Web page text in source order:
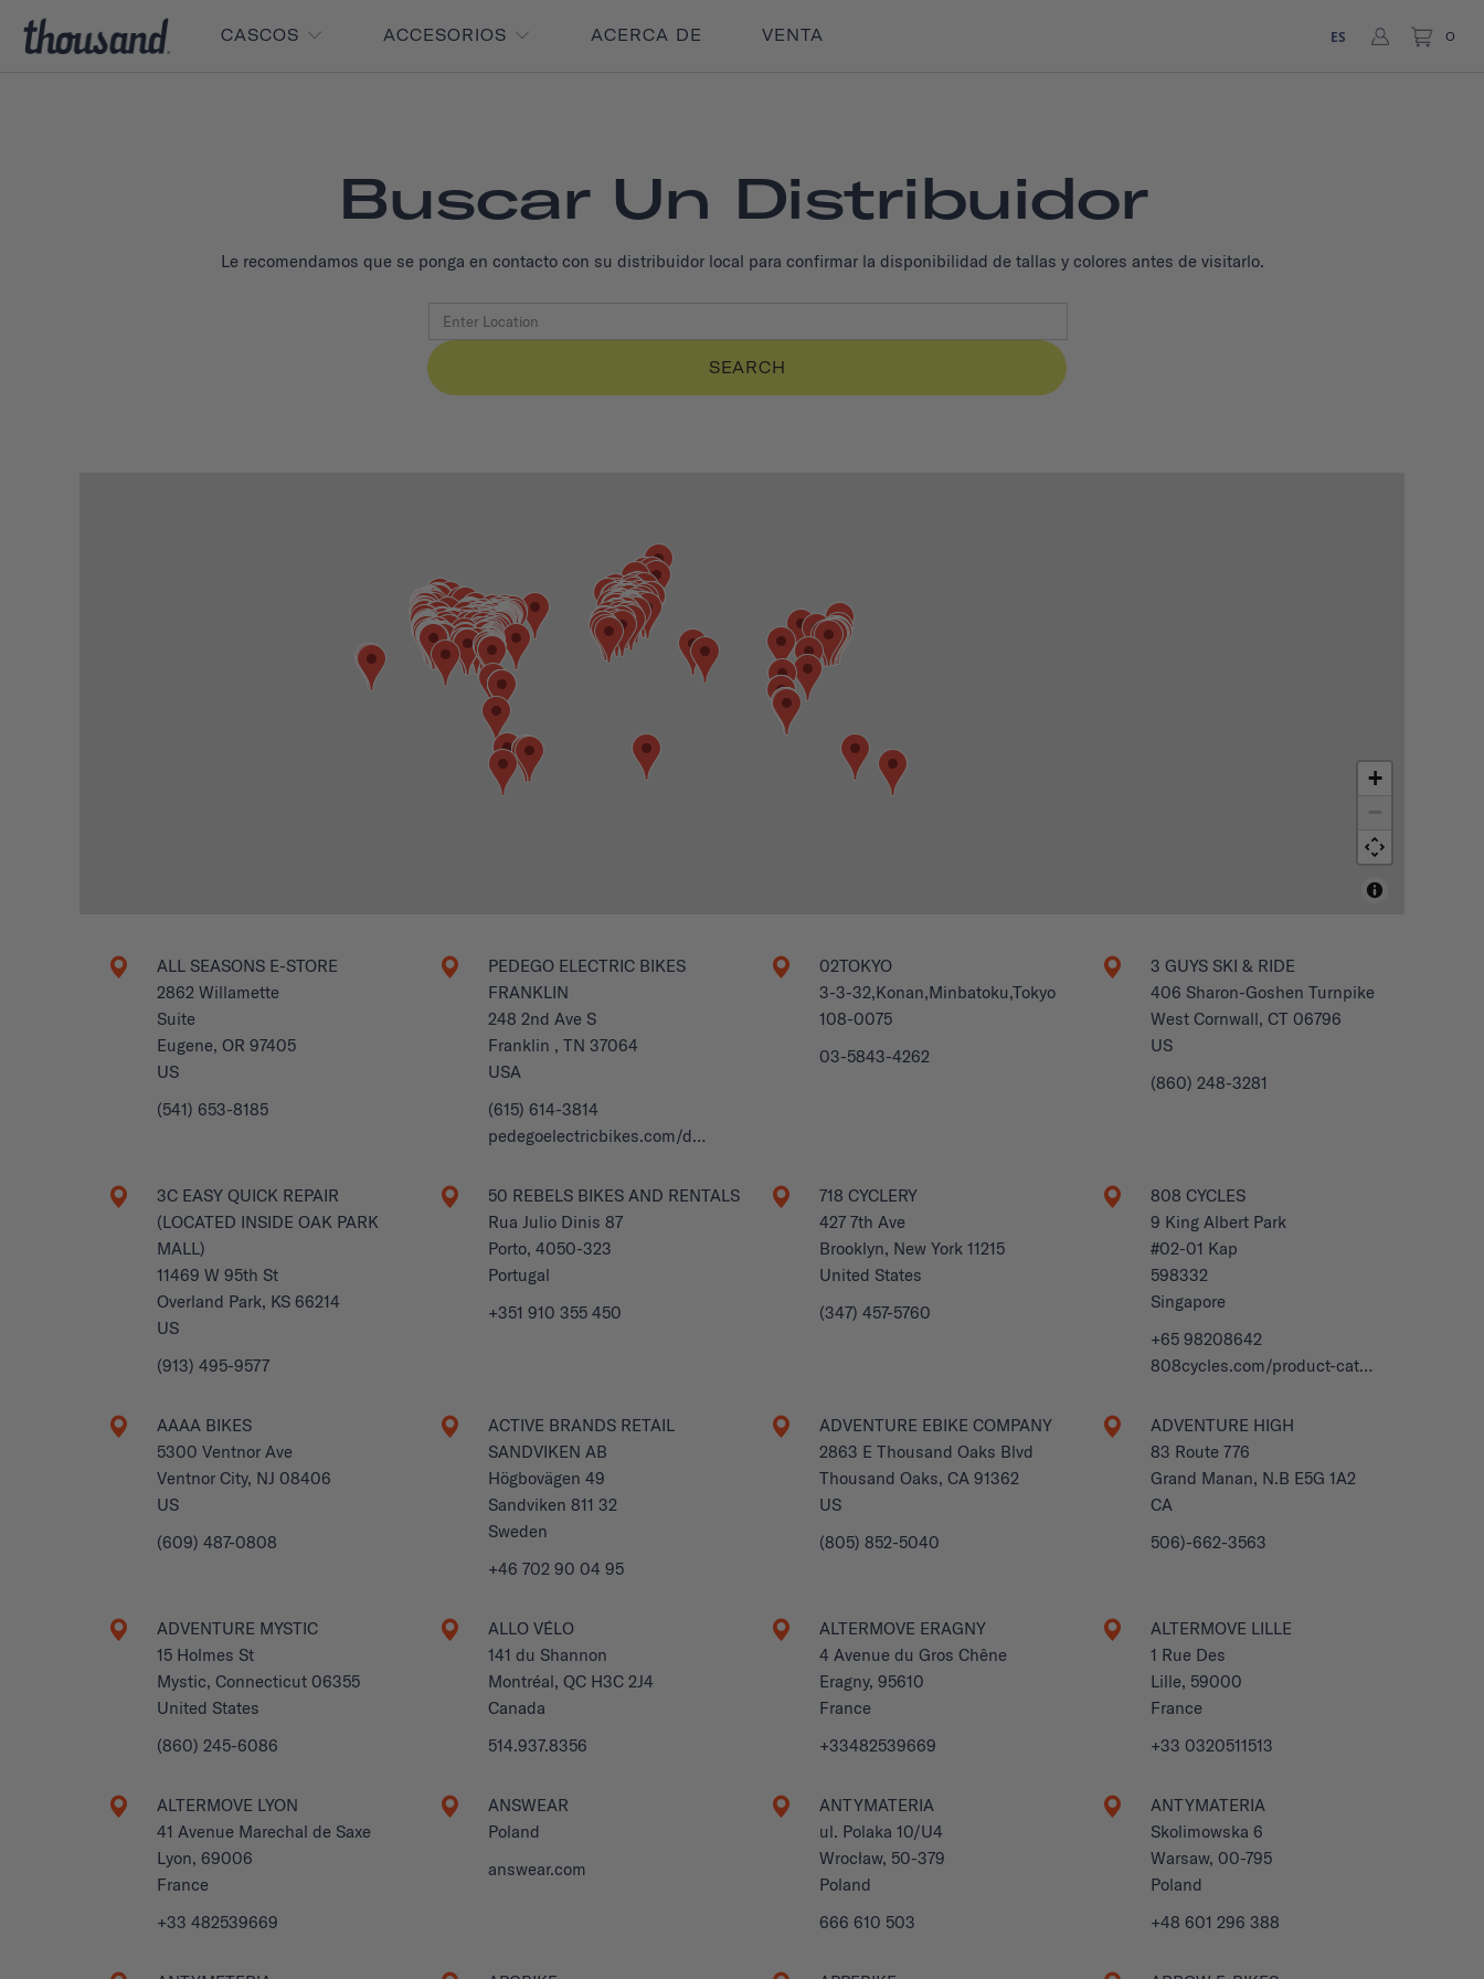
CASCOS ACCESORIOS ACERCA DE VENTA ES 0
Buscar Un Distribuidor
Le recomendamos que se ponga en contacto con su distribuidor local para confirmar la disponibilidad de tallas y colores antes de visitarlo.
SEARCH
ALL SEASONS E-STORE
2862 Willamette
Suite
Eugene, OR 97405
US
(541) 653-8185
PEDEGO ELECTRIC BIKES
FRANKLIN
248 2nd Ave S
Franklin , TN 37064
USA
(615) 614-3814
pedegoelectricbikes.com/d…
02TOKYO
3-3-32,Konan,Minbatoku,Tokyo
108-0075
03-5843-4262
3 GUYS SKI & RIDE
406 Sharon-Goshen Turnpike
West Cornwall, CT 06796
US
(860) 248-3281
3C EASY QUICK REPAIR
(LOCATED INSIDE OAK PARK
MALL)
11469 W 95th St
Overland Park, KS 66214
US
(913) 495-9577
50 REBELS BIKES AND RENTALS
Rua Julio Dinis 87
Porto, 4050-323
Portugal
+351 910 355 450
718 CYCLERY
427 7th Ave
Brooklyn, New York 11215
United States
(347) 457-5760
808 CYCLES
9 King Albert Park
#02-01 Kap
598332
Singapore
+65 98208642
808cycles.com/product-cat…
AAAA BIKES
5300 Ventnor Ave
Ventnor City, NJ 08406
US
(609) 487-0808
ACTIVE BRANDS RETAIL
SANDVIKEN AB
Högbovägen 49
Sandviken 811 32
Sweden
+46 702 90 04 95
ADVENTURE EBIKE COMPANY
2863 E Thousand Oaks Blvd
Thousand Oaks, CA 91362
US
(805) 852-5040
ADVENTURE HIGH
83 Route 776
Grand Manan, N.B E5G 1A2
CA
506)-662-3563
ADVENTURE MYSTIC
15 Holmes St
Mystic, Connecticut 06355
United States
(860) 245-6086
ALLO VÉLO
141 du Shannon
Montréal, QC H3C 2J4
Canada
514.937.8356
ALTERMOVE ERAGNY
4 Avenue du Gros Chêne
Eragny, 95610
France
+33482539669
ALTERMOVE LILLE
1 Rue Des
Lille, 59000
France
+33 0320511513
ALTERMOVE LYON
41 Avenue Marechal de Saxe
Lyon, 69006
France
+33 482539669
ANSWEAR
Poland
answear.com
ANTYMATERIA
ul. Polaka 10/U4
Wrocław, 50-379
Poland
666 610 503
ANTYMATERIA
Skolimowska 6
Warsaw, 00-795
Poland
+48 601 296 388
+